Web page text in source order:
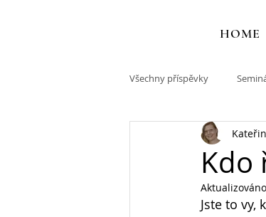
HOME
Všechny příspěvky
Kdo
Jste to vy,